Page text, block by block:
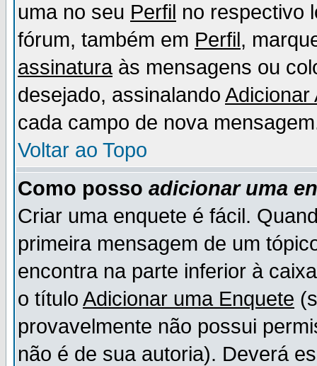
uma no seu Perfil no respectivo
fórum, também em Perfil,
assinaturaàs mensagens ou
desejado, assinalando Adicionar
cada campo de nova
Voltar ao Topo
Como posso adicionar uma
Criar uma enquete é fácil.
primeira mensagem de um
encontra na parte inferior à
o título Adicionar uma Enquete
provavelmente não possui
não é de sua autoria). Deverá